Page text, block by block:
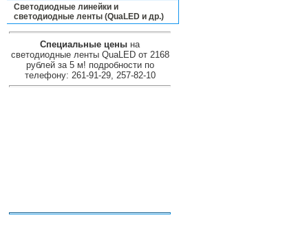
Светодиодные линейки и
светодиодные ленты (QuaLED и др.)
Специальные цены на
светодиодные ленты QuaLED от 2168
рублей за 5 м! подробности по
телефону: 261-91-29, 257-82-10